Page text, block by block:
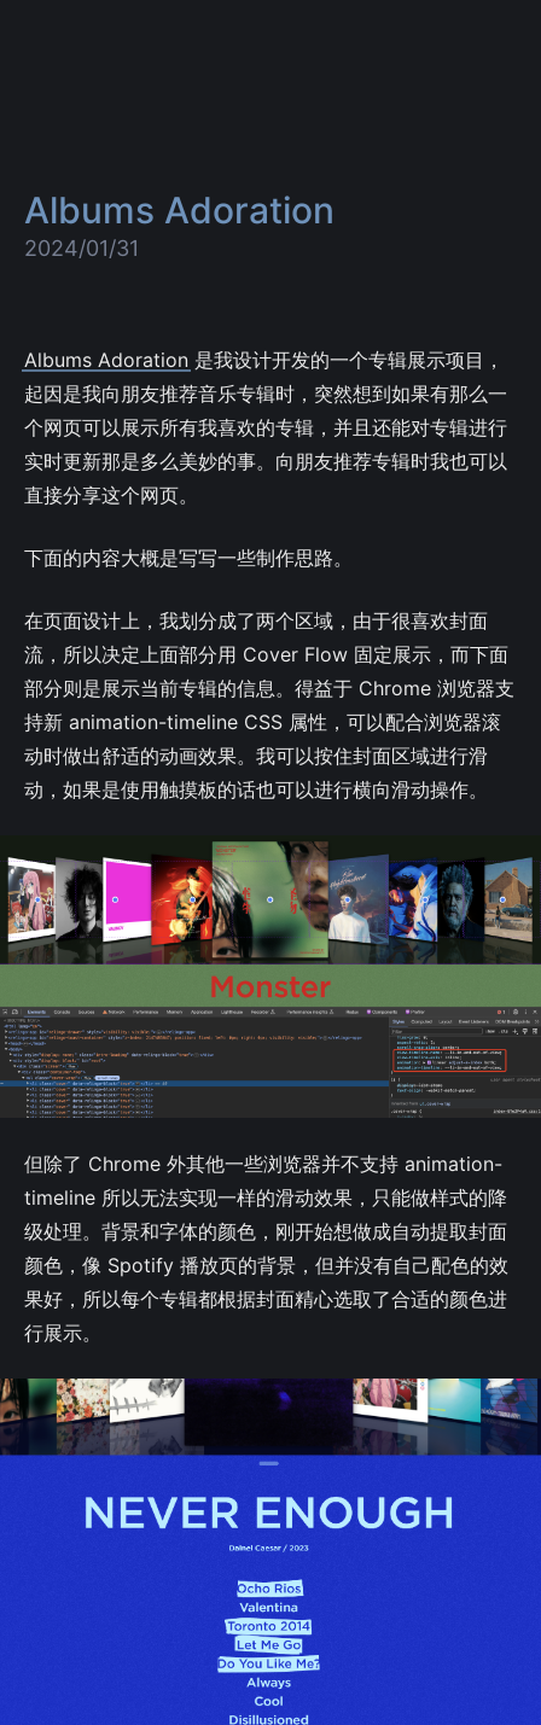
Albums Adoration
2024/01/31
Albums Adoration 是我设计开发的一个专辑展示项目，
起因是我向朋友推荐音乐专辑时，突然想到如果有那么一
个网页可以展示所有我喜欢的专辑，并且还能对专辑进行
实时更新那是多么美妙的事。向朋友推荐专辑时我也可以
直接分享这个网页。
下面的内容大概是写写一些制作思路。
在页面设计上，我划分成了两个区域，由于很喜欢封面
流，所以决定上面部分用 Cover Flow 固定展示，而下面
部分则是展示当前专辑的信息。得益于 Chrome 浏览器支
持新 animation-timeline CSS 属性，可以配合浏览器滚
动时做出舒适的动画效果。我可以按住封面区域进行滑
动，如果是使用触摸板的话也可以进行横向滑动操作。
但除了 Chrome 外其他一些浏览器并不支持 animation-
timeline 所以无法实现一样的滑动效果，只能做样式的降
级处理。背景和字体的颜色，刚开始想做成自动提取封面
颜色，像 Spotify 播放页的背景，但并没有自己配色的效
果好，所以每个专辑都根据封面精心选取了合适的颜色进
行展示。